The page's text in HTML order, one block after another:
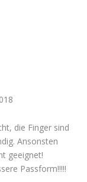
die Finger sind
Ansonsten
geeignet!
Passform!!!!!